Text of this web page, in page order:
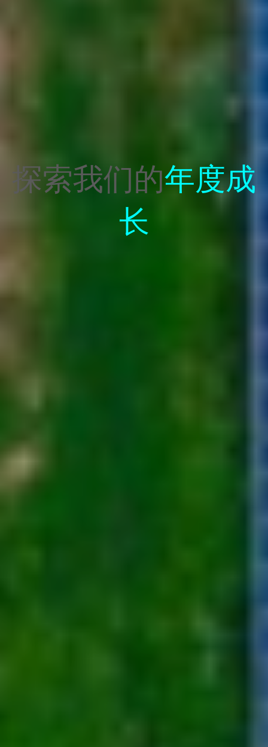
探索我们的年度成
长